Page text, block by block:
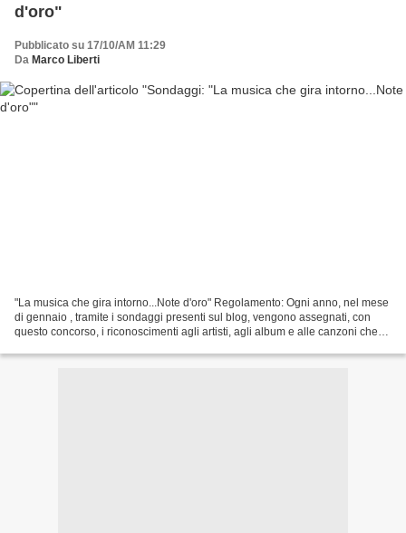
d'oro"
Pubblicato su 17/10/AM 11:29
Da Marco Liberti
"La musica che gira intorno...Note d'oro" Regolamento: Ogni anno, nel mese
di gennaio , tramite i sondaggi presenti sul blog, vengono assegnati, con
questo concorso, i riconoscimenti agli artisti, agli album e alle canzoni che